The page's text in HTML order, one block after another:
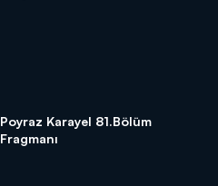
Poyraz Karayel 81.Bölüm
Fragmanı